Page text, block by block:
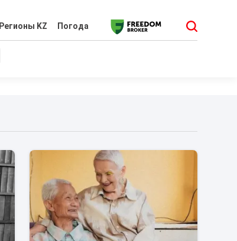
Регионы KZ Погода